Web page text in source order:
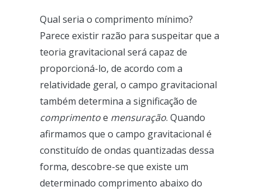
Qual seria o comprimento mínimo?
Parece existir razão para suspeitar que a
teoria gravitacional será capaz de
proporcioná-lo, de acordo com a
relatividade geral, o campo gravitacional
também determina a significação de
comprimentoe mensuração. Quando
afirmamos que o campo gravitacional é
constituído de ondas quantizadas dessa
forma, descobre-se que existe um
determinado comprimento abaixo do